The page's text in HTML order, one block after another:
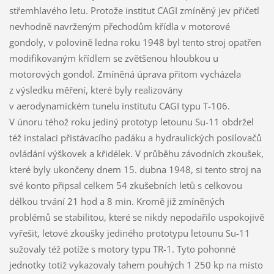
střemhlavého letu. Protože institut CAGI zmíněný jev přičetl
nevhodně navrženým přechodům křídla v motorové
gondoly, v polovině ledna roku 1948 byl tento stroj opatřen
modifikovaným křídlem se zvětšenou hloubkou u
motorových gondol. Zmíněná úprava přitom vycházela
z výsledku měření, které byly realizovány
v aerodynamickém tunelu institutu CAGI typu T-106.
V únoru téhož roku jediný prototyp letounu Su-11 obdržel
též instalaci přistávacího padáku a hydraulických posilovačů
ovládání výškovek a křidélek. V průběhu závodních zkoušek,
které byly ukončeny dnem 15. dubna 1948, si tento stroj na
své konto připsal celkem 54 zkušebních letů s celkovou
délkou trvání 21 hod a 8 min. Kromě již zmíněných
problémů se stabilitou, které se nikdy nepodařilo uspokojivě
vyřešit, letové zkoušky jediného prototypu letounu Su-11
sužovaly též potíže s motory typu TR-1. Tyto pohonné
jednotky totiž vykazovaly tahem pouhých 1 250 kp na místo